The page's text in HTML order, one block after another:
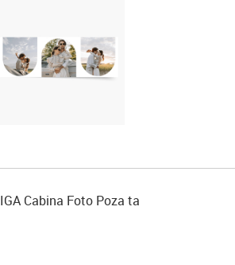
Cabina Foto Poza ta